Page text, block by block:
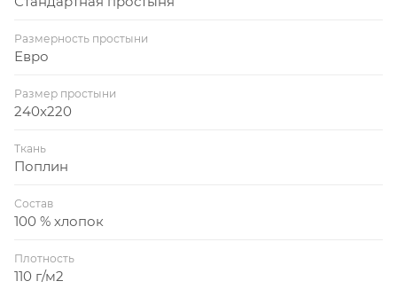
Размерность простыни
Евро
Размер простыни
240x220
Ткань
Поплин
Состав
100 % хлопок
Плотность
110 г/м2